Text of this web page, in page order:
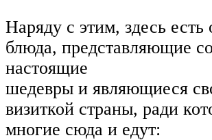
Наряду с этим, здесь есть
блюда, представляющие
настоящие
шедевры и являющиеся
визиткой страны, ради
многие сюда и едут: